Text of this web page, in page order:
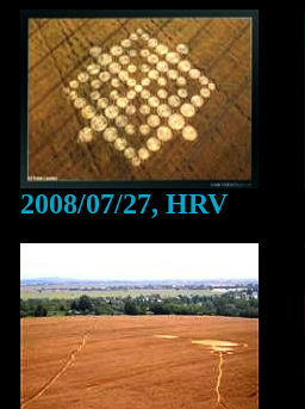
2008/07/27, HRV